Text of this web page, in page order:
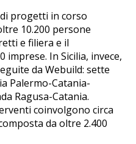
progetti in corso
10.200 persone
e filiera e il
imprese. In Sicilia, invece,
da Webuild: sette
Palermo-Catania-
Ragusa-Catania.
coinvolgono circa
da oltre 2.400